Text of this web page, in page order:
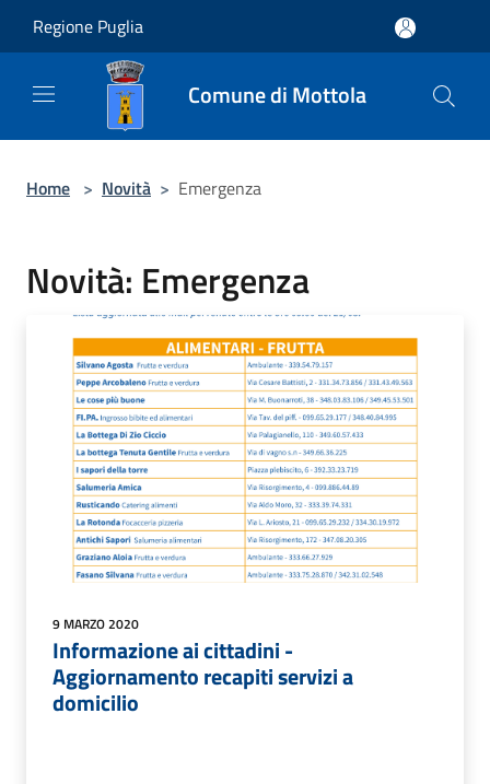
Regione Puglia
Comune di Mottola
Home > Novità > Emergenza
Novità: Emergenza
9 MARZO 2020
Informazione ai cittadini -
Aggiornamento recapiti servizi a
domicilio